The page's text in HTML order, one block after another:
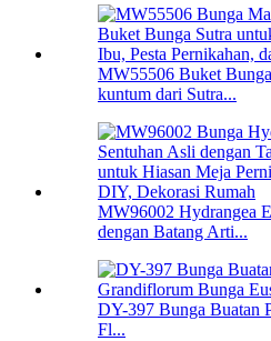
MW55506 Buket
kuntum dari Sutra...
MW96002 Hydrangea
dengan Batang Arti...
DY-397 Bunga Buatan
Fl...